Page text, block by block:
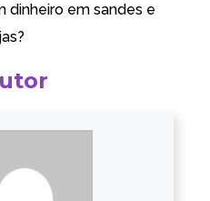
dinheiro em sandes e